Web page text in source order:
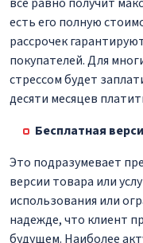
есть его полную
рассрочек
покупателей. Для
стрессом будет
десяти месяцев
Бесплатная
Это подразумевает
версии товара или
использования или
надежде, что клиент
будущем. Наиболее